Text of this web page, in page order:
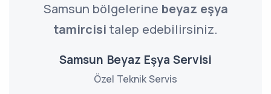
Samsun bölgelerine beyaz eşya
tamircisitalep edebilirsiniz.
Samsun Beyaz Eşya Servisi
Özel Teknik Servis